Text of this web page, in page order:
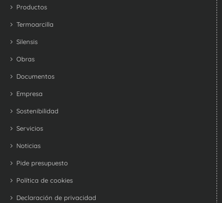
Productos
Termoarcilla
Silensis
Obras
Documentos
Empresa
Sostenibilidad
Servicios
Noticias
Pide presupuesto
Política de cookies
Declaración de privacidad